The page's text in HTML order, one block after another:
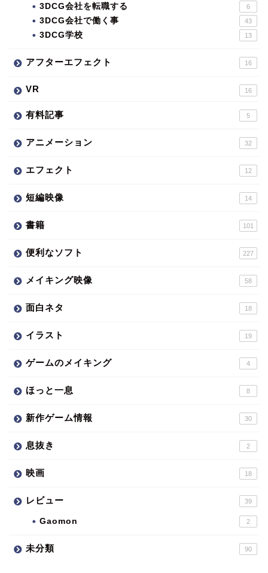
3DCG会社を転職する 6
3DCG会社で働く事 43
3DCG学校 13
アフターエフェクト 16
VR 16
有料記事 5
アニメーション 32
エフェクト 12
短編映像 14
書籍 101
便利なソフト 227
メイキング映像 58
面白ネタ 18
イラスト 19
ゲームのメイキング 4
ほっと一息 8
新作ゲーム情報 30
息抜き 2
映画 18
レビュー 39
Gaomon 2
未分類 90